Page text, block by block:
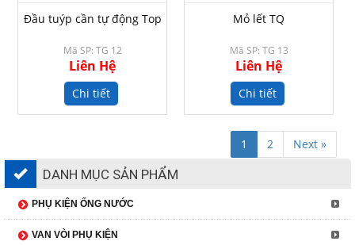
Đầu tuýp cần tự động Top
Mã SP: TG 12
Liên Hệ
Chi tiết
Mỏ lết TQ
Mã SP: TG 13
Liên Hệ
Chi tiết
1 2 Next »
DANH MỤC SẢN PHẨM
PHỤ KIỆN ỐNG NƯỚC
VAN VÒI PHỤ KIỆN